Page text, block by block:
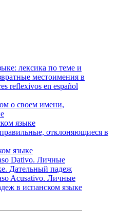
лексика по теме и
местоимения в
reflexivos en español
о своем имени,
языке
отклоняющиеся в
языке
Dativo. Личные
Дательный падеж
Acusativo. Личные
в испанском языке